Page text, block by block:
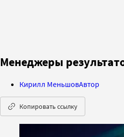
Менеджеры
Кирилл МеньшовАвтор
Копировать ссылку